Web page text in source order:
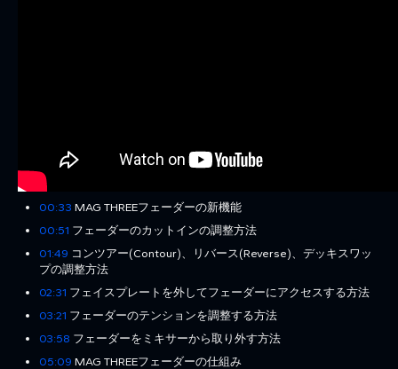
00:33 MAG THREEフェーダーの新機能
00:51 フェーダーのカットインの調整方法
01:49 コンツアー(Contour)、リバース(Reverse)、デッキスワッ
プの調整方法
02:31 フェイスプレートを外してフェーダーにアクセスする方法
03:21 フェーダーのテンションを調整する方法
03:58 フェーダーをミキサーから取り外す方法
05:09 MAG THREEフェーダーの仕組み